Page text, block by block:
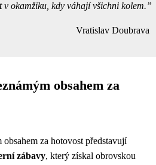
v okamžiku, kdy váhají všichni kolem.
Vratislav Doubrava
obsahem za
za hotovost představují
zábavy, který získal obrovskou